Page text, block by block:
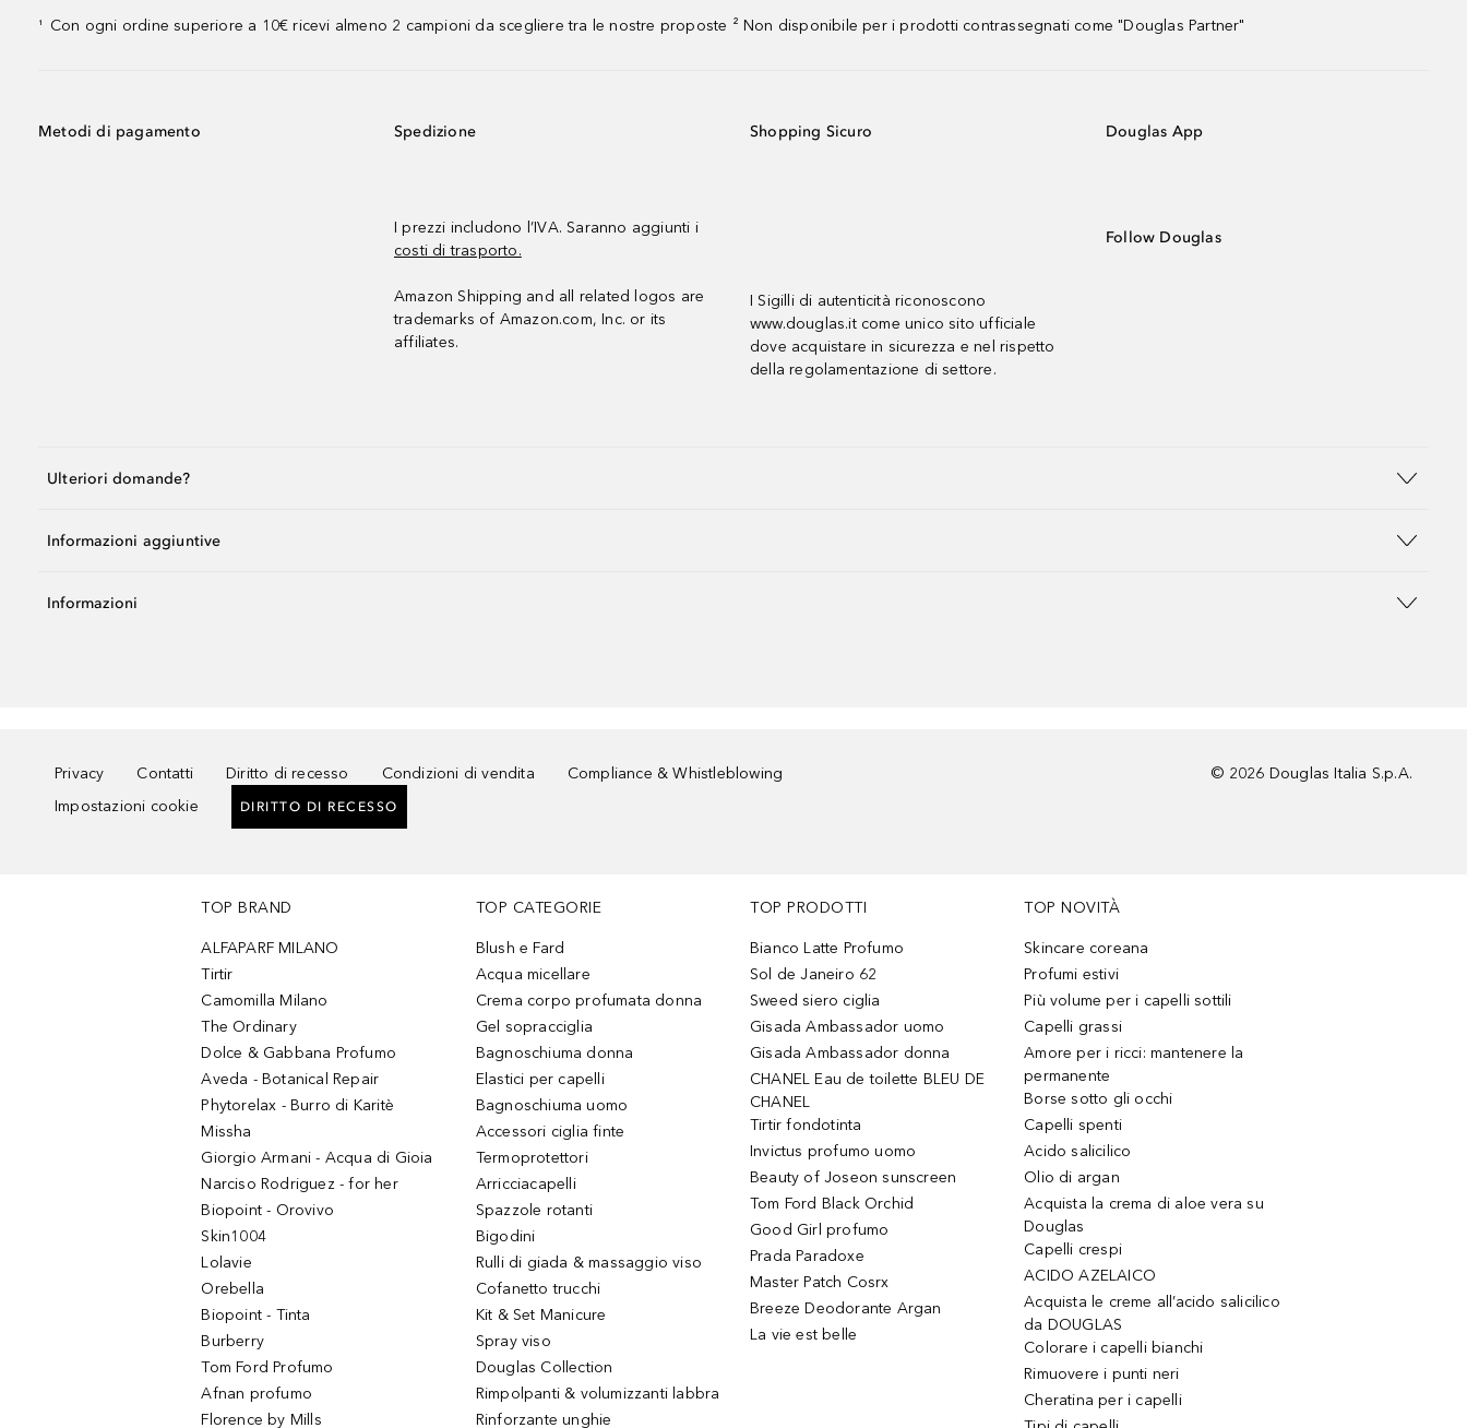
¹ Con ogni ordine superiore a 10€ ricevi almeno 2 campioni da scegliere tra le nostre proposte ² Non disponibile per i prodotti contrassegnati come "Douglas Partner"
Metodi di pagamento Spedizione
I prezzi includono l’IVA. Saranno aggiunti i
costi di trasporto.
Amazon Shipping and all related logos are
trademarks of Amazon.com, Inc. or its
affiliates.
Shopping Sicuro
I Sigilli di autenticità riconoscono
www.douglas.it come unico sito ufficiale
dove acquistare in sicurezza e nel rispetto
della regolamentazione di settore.
Douglas App
Follow Douglas
Ulteriori domande?
Informazioni aggiuntive
Informazioni
Privacy Contatti Diritto di recesso Condizioni di vendita
Compliance & Whistleblowing
Impostazioni cookie
DIRITTO DI RECESSO
© 2026 Douglas Italia S.p.A.
TOP BRAND
ALFAPARF MILANO
Tirtir
Camomilla Milano
The Ordinary
Dolce & Gabbana Profumo
Aveda - Botanical Repair
Phytorelax - Burro di Karitè
Missha
Giorgio Armani - Acqua di Gioia
Narciso Rodriguez - for her
Biopoint - Orovivo
Skin1004
Lolavie
Orebella
Biopoint - Tinta
Burberry
Tom Ford Profumo
Afnan profumo
Florence by Mills
TOP CATEGORIE
Blush e Fard
Acqua micellare
Crema corpo profumata donna
Gel sopracciglia
Bagnoschiuma donna
Elastici per capelli
Bagnoschiuma uomo
Accessori ciglia finte
Termoprotettori
Arricciacapelli
Spazzole rotanti
Bigodini
Rulli di giada & massaggio viso
Cofanetto trucchi
Kit & Set Manicure
Spray viso
Douglas Collection
Rimpolpanti & volumizzanti labbra
Rinforzante unghie
TOP PRODOTTI
Bianco Latte Profumo
Sol de Janeiro 62
Sweed siero ciglia
Gisada Ambassador uomo
Gisada Ambassador donna
CHANEL Eau de toilette BLEU DE
CHANEL
Tirtir fondotinta
Invictus profumo uomo
Beauty of Joseon sunscreen
Tom Ford Black Orchid
Good Girl profumo
Prada Paradoxe
Master Patch Cosrx
Breeze Deodorante Argan
La vie est belle
TOP NOVITÀ
Skincare coreana
Profumi estivi
Più volume per i capelli sottili
Capelli grassi
Amore per i ricci: mantenere la
permanente
Borse sotto gli occhi
Capelli spenti
Acido salicilico
Olio di argan
Acquista la crema di aloe vera su
Douglas
Capelli crespi
ACIDO AZELAICO
Acquista le creme all’acido salicilico
da DOUGLAS
Colorare i capelli bianchi
Rimuovere i punti neri
Cheratina per i capelli